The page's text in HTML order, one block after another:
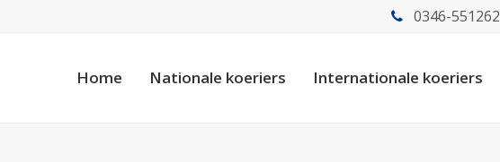
0346-551262
Home Nationale koeriers Internationale koeriers